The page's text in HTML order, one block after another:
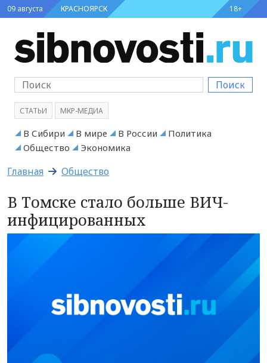
09 августа КРАСНОЯРСК 18+
Поиск
СТАТЬИ МКР-МЕДИА
В Сибири В мире В России
Политика
Общество
Экономика
Главная Общество
В Томске стало больше ВИЧ-
инфицированных